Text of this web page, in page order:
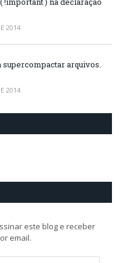
2014
arquivos.
2014
este blog e receber
email.